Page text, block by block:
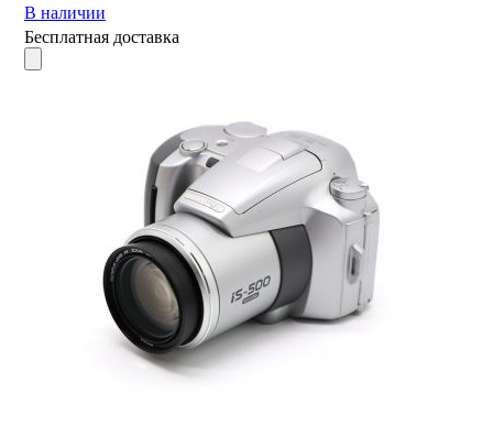
В наличии
Бесплатная доставка